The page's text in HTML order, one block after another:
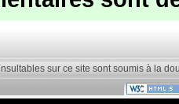
sur ce site sont soumis à la